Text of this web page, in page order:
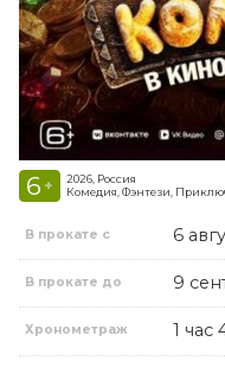
6 +
2026, Россия
Комедия, Фэнтези,
В прокате с 6
В прокате до 9
Хронометраж 1 час